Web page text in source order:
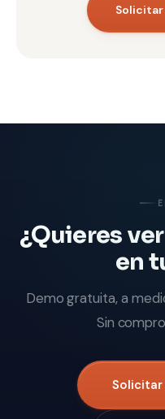
¿Quieres
en
Demo gratuita, a
Sin